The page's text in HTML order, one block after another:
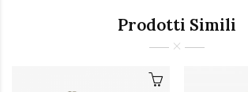
Prodotti Simili